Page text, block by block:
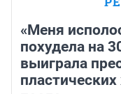
«Меня
похудела на
выиграла